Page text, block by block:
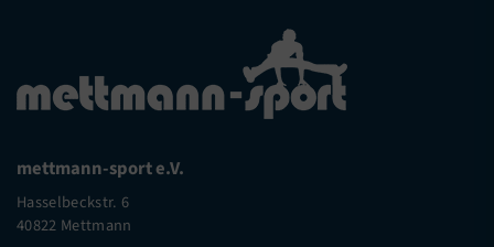
mettmann-sport e.V.
Hasselbeckstr. 6
40822 Mettmann